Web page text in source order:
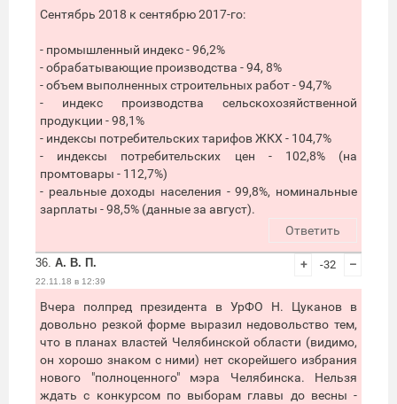
Сентябрь 2018 к сентябрю 2017-го:
- промышленный индекс - 96,2%
- обрабатывающие производства - 94, 8%
- объем выполненных строительных работ - 94,7%
- индекс производства сельскохозяйственной
продукции - 98,1%
- индексы потребительских тарифов ЖКХ - 104,7%
- индексы потребительских цен - 102,8% (на
промтовары - 112,7%)
- реальные доходы населения - 99,8%, номинальные
зарплаты - 98,5% (данные за август).
Ответить
36. А. В. П.
22.11.18 в 12:39
+ -32 –
Вчера полпред президента в УрФО Н. Цуканов в
довольно резкой форме выразил недовольство тем,
что в планах властей Челябинской области (видимо,
он хорошо знаком с ними) нет скорейшего избрания
нового "полноценного" мэра Челябинска. Нельзя
ждать с конкурсом по выборам главы до весны -